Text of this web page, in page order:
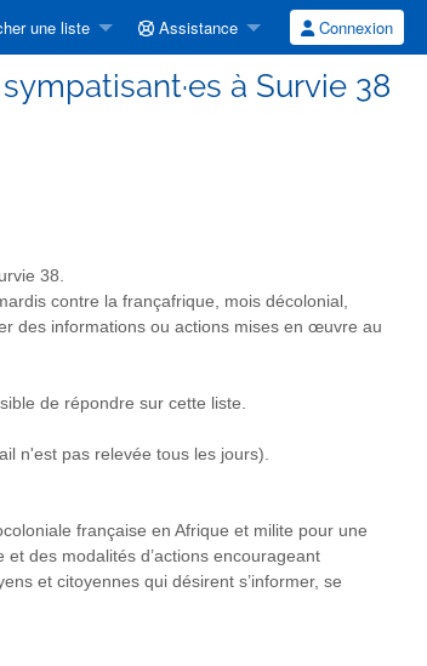
une liste Assistance Connexion
à Survie 38
38.
contre la françafrique, mois décolonial,
des informations ou actions mises en œuvre au
de répondre sur cette liste.
n'est pas relevée tous les jours).
française en Afrique et milite pour une
des modalités d’actions encourageant
et citoyennes qui désirent s’informer, se